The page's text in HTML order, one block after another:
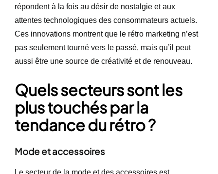
répondent à la fois au désir de nostalgie et aux
attentes technologiques des consommateurs actuels.
Ces innovations montrent que le rétro marketing n’est
pas seulement tourné vers le passé, mais qu’il peut
aussi être une source de créativité et de renouveau.
Quels secteurs sont les
plus touchés par la
tendance du rétro ?
Mode et accessoires
Le secteur de la mode et des accessoires est